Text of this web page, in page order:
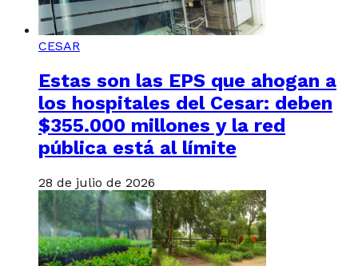
CESAR
Estas son las EPS que ahogan a
los hospitales del Cesar: deben
$355.000 millones y la red
pública está al límite
28 de julio de 2026